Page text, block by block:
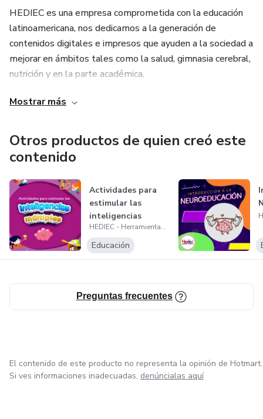
HEDIEC es una empresa comprometida con la educación
latinoamericana, nos dedicamos a la generación de
contenidos digitales e impresos que ayuden a la sociedad a
mejorar en ámbitos tales como la salud, gimnasia cerebral,
nutrición y en la parte académica.
Mostrar más
Otros productos de quien creó este
contenido
Actividades para
estimular las
inteligencias
HEDIEC - Herramientas Digitales para la Educación y el Comercio
Educación
Preguntas frecuentes
El contenido de este producto no representa la opinión de Hotmart.
Si ves informaciones inadecuadas, denúncialas aquí